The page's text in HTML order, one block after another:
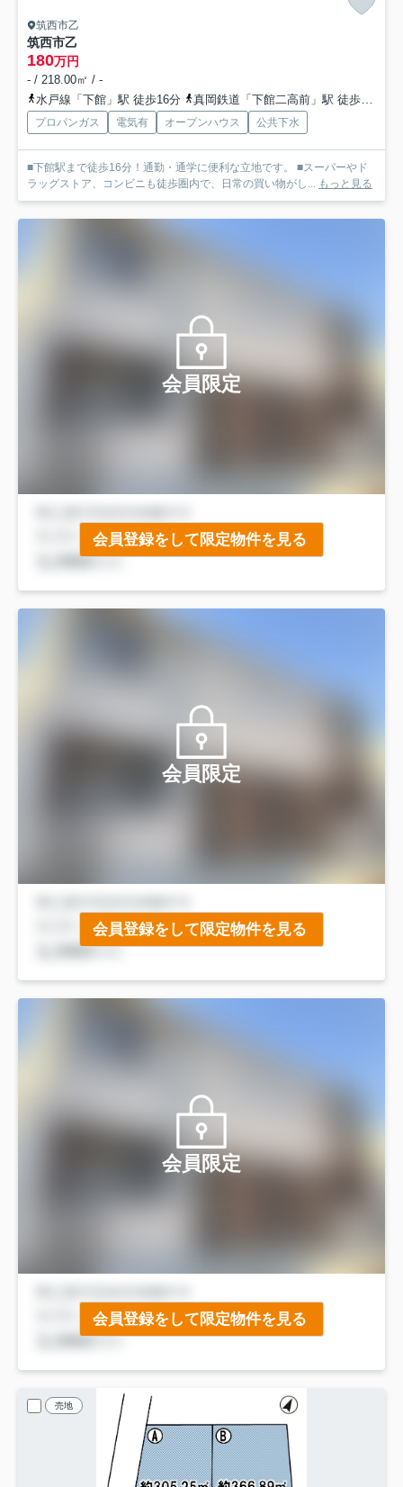
筑西市乙
筑西市乙
180万円
- / 218.00㎡ / -
水戸線「下館」駅 徒歩16分
真岡鉄道「下館二高前」駅 徒歩18分
プロパンガス 電気有 オープンハウス 公共下水
■下館駅まで徒歩16分！通勤・通学に便利な立地です。 ■スーパーやド
ラッグストア、コンビニも徒歩圏内で、日常の買い物がし... もっと見る
会員限定
会員登録をして限定物件を見る
会員限定
会員登録をして限定物件を見る
会員限定
会員登録をして限定物件を見る
売地